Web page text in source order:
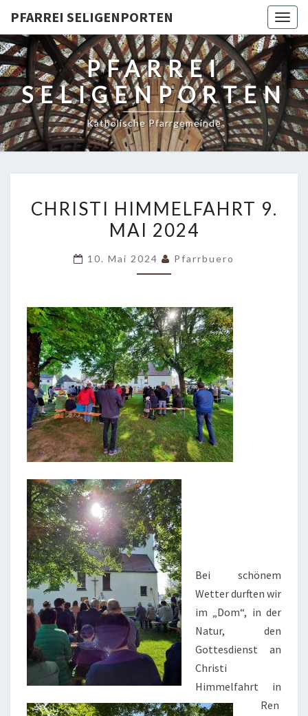
PFARREI SELIGENPORTEN
PFARREI
SELIGENPORTEN
Katholische Pfarrgemeinde
HIMMELFAHRT
9.
2024
CHRISTI HIMMELFAHRT 9.
MAI 2024
10. Mai 2024 Pfarrbuero
Bei schönem
Wetter durften wir
im „Dom“, in der
Natur, den
Gottesdienst an
Christi
Himmelfahrt in
Ren